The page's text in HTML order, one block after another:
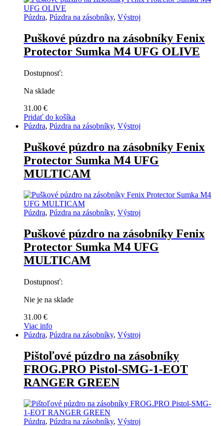
Púzdra, Púzdra na zásobníky, Výstroj
Puškové púzdro na zásobníky Fenix
Protector Sumka M4 UFG OLIVE
Dostupnosť:
Na sklade
31.00 €
Pridať do košíka
Púzdra, Púzdra na zásobníky, Výstroj
Puškové púzdro na zásobníky Fenix
Protector Sumka M4 UFG
MULTICAM
Púzdra, Púzdra na zásobníky, Výstroj
Puškové púzdro na zásobníky Fenix
Protector Sumka M4 UFG
MULTICAM
Dostupnosť:
Nie je na sklade
31.00 €
Viac info
Púzdra, Púzdra na zásobníky, Výstroj
Pištoľové púzdro na zásobníky
FROG.PRO Pistol-SMG-1-EOT
RANGER GREEN
Púzdra, Púzdra na zásobníky, Výstroj